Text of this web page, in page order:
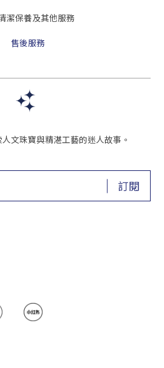
潔保養及其他服務
售後服務
文珠寶與精湛工藝的迷人故事。
訂閱